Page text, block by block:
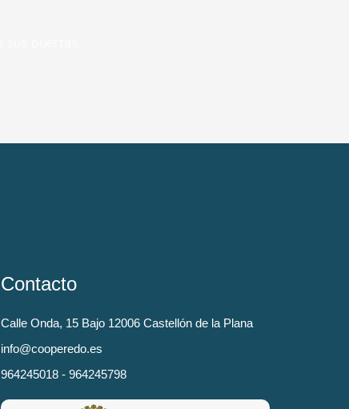
Contacto
Calle Onda, 15 Bajo 12006 Castellón de la Plana
info@cooperedo.es
964245018 - 964245798